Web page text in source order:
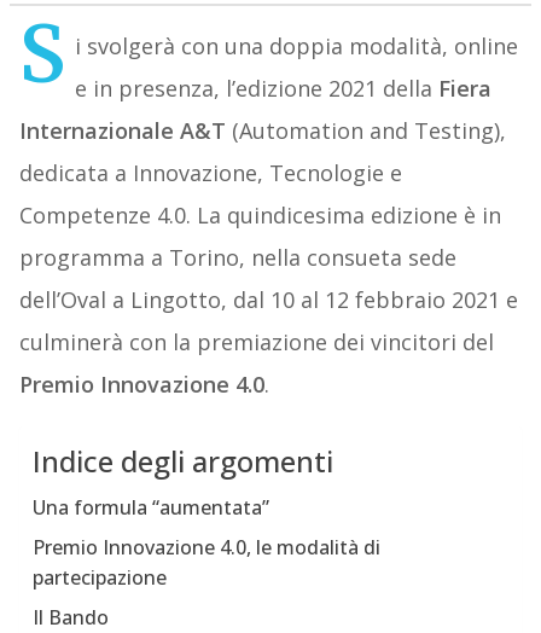
S i svolgerà con una doppia modalità, online
e in presenza, l’edizione 2021 della Fiera
Internazionale A&T (Automation and Testing),
dedicata a Innovazione, Tecnologie e
Competenze 4.0. La quindicesima edizione è in
programma a Torino, nella consueta sede
dell’Oval a Lingotto, dal 10 al 12 febbraio 2021 e
culminerà con la premiazione dei vincitori del
Premio Innovazione 4.0.
Indice degli argomenti
Una formula “aumentata”
Premio Innovazione 4.0, le modalità di
partecipazione
Il Bando